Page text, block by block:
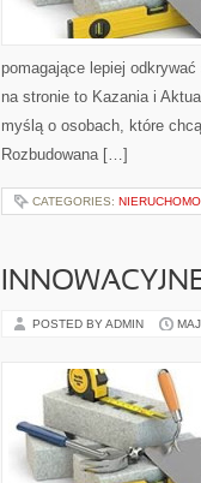
pomagające lepiej
na stronie to Kazania i
myślą o osobach, które
Rozbudowana […]
CATEGORIES:
POSTED BY ADMIN